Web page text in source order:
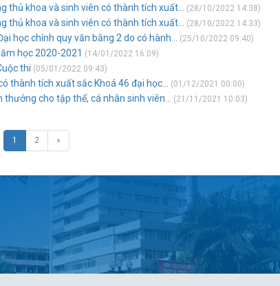
thủ khoa và sinh viên có thành tích xuất... (28/10/2022 14:38)
thủ khoa và sinh viên có thành tích xuất... (28/10/2022 14:33)
học chính quy văn bằng 2 do có hành... (25/10/2022 09:40)
học 2020-2021 (14/01/2022 16:09)
thi (05/01/2022 09:43)
thành tích xuất sắc Khoá 46 đại học... (01/12/2021 00:00)
cho tập thể, cá nhân sinh viên... (21/11/2021 10:03)
1 2 »